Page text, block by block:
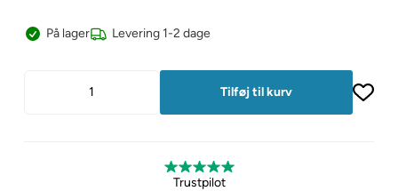
På lager Levering 1-2 dage
Trustpilot